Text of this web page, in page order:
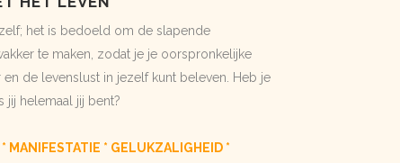
het is bedoeld om de slapende
te maken, zodat je je oorspronkelijke
de levenslust in jezelf kunt beleven. Heb je
jij helemaal jij bent?
* MANIFESTATIE * GELUKZALIGHEID *